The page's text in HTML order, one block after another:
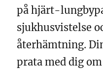
på hjärt-
sjukhusvistelse
återhämtning.
prata med dig